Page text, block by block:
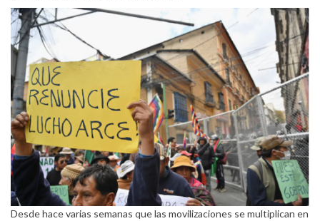
Desde hace varias semanas que las movilizaciones se multiplican en